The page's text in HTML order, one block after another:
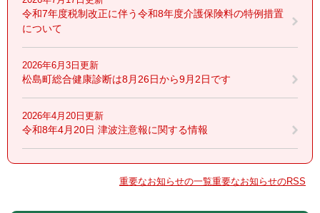
令和7年度税制改正に伴う令和8年度介護保険料の特例措置
について
2026年6月3日更新
松島町総合健康診断は8月26日から9月2日です
2026年4月20日更新
令和8年4月20日 津波注意報に関する情報
重要なお知らせの一覧重要なお知らせのRSS